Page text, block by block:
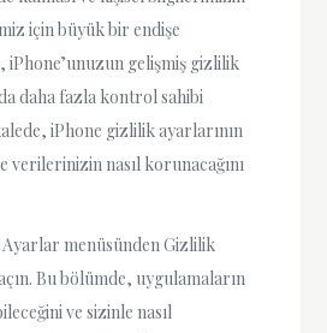
için büyük bir endişe
iPhone’unuzun gelişmiş gizlilik
daha fazla kontrol sahibi
iPhone gizlilik ayarlarının
verilerinizin nasıl korunacağını
menüsünden Gizlilik
Bu bölümde, uygulamaların
ve sizinle nasıl